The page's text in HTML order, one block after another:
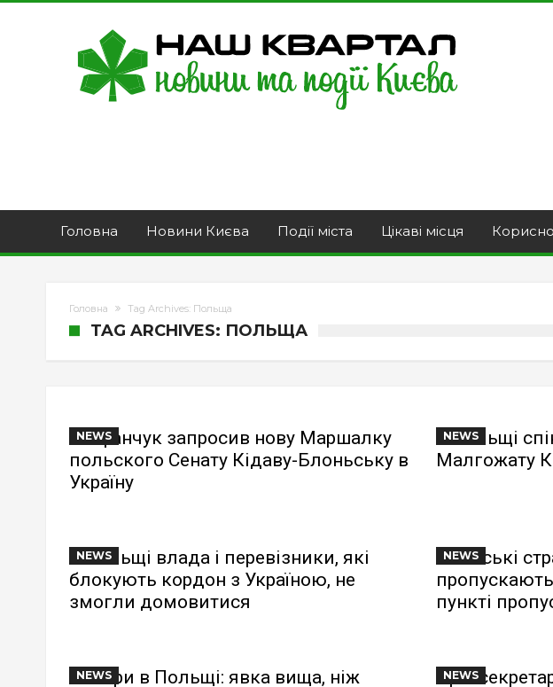
Головна Новини Києва Події міста Цікаві місця Корисно
Головна Tag Archives: Польща
TAG ARCHIVES: ПОЛЬЩА
NEWS
Стефанчук запросив нову Маршалку
польского Сенату Кідаву-Блоньську в
Україну
NEWS
У Польщі
Малгожату
NEWS
У Польщі влада і перевізники, які
блокують кордон з Україною, не
змогли домовитися
NEWS
Польські
пункті
NEWS
Вибори в Польщі: явка вища, ніж
NEWS